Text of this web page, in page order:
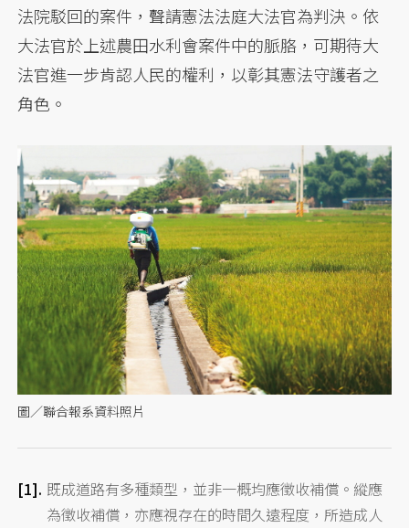
法院駁回的案件，聲請憲法法庭大法官為判決。依
大法官於上述農田水利會案件中的脈胳，可期待大
法官進一步肯認人民的權利，以彰其憲法守護者之
角色。
圖／聯合報系資料照片
既成道路有多種類型，並非一概均應徵收補償。縱應
為徵收補償，亦應視存在的時間久遠程度，所造成人